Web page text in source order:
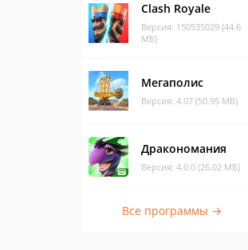
Clash Royale
Версия: 150535029 (44.6
МБ)
Мегаполис
Версия: 4.07 (50.95 МБ)
Дракономания
Версия: 4.0.0 (26.02 МБ)
Все программы →